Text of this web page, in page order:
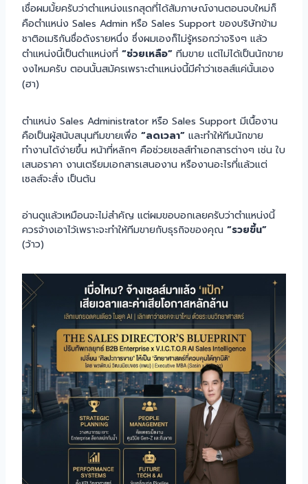
เชื่อผมมั้ยครับว่าตำแหน่งแรกสุดที่ได้สัมภาษณ์งานตอนจบใหม่ก็
คือตำแหน่ง Sales Admin หรือ Sales Support ของบริษัทข้าม
ชาติอเมริกันชื่อดังรายหนึ่ง ซึ่งผมเองก็ไม่รู้หรอกว่าจริงๆ แล้ว
ตำแหน่งนี้เป็นตำแหน่งที่ “ช่วยเหลือ” ทีมขาย แต่ไม่ได้เป็นนักขาย
งงไหมครับ ตอนนั้นสมัครเพราะตำแหน่งนี้มีคำว่าเซลส์แค่นั้นเอง
(ฮา)
ตำแหน่ง Sales Administrator หรือ Sales Support มีเนื้องาน
คือเป็นผู้สนับสนุนทีมขายเพื่อ “ลดเวลา” และทำให้ทีมนักขาย
ทำงานได้ง่ายขึ้น หน้าที่หลักๆ คือช่วยเซลส์ทำเอกสารต่างๆ เช่น ใบ
เสนอราคา งานเตรียมเอกสารเสนองาน หรืองานอะไรที่แล้วแต่
เซลส์จะสั่ง เป็นต้น
อ่านดูแล้วเหมือนจะไม่สำคัญ แต่ผมขอบอกเลยครับว่าตำแหน่งนี้
ควรจ้างเอาไว้เพราะจะทำให้ทีมขายกับธุรกิจของคุณ “รวยขึ้น”
(ว้าว)